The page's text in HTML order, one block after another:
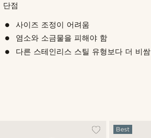
단점
사이즈 조정이 어려움
염소와 소금물을 피해야 함
다른 스테인리스 스틸 유형보다 더 비쌈
Best